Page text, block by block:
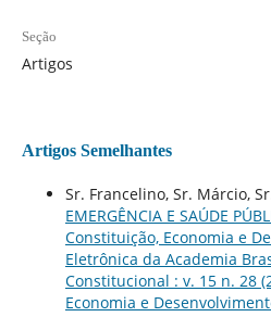
Seção
Artigos
Artigos Semelhantes
Sr. Francelino, Sr. Márcio,
EMERGÊNCIA E SAÚDE
Constituição, Economia e
Eletrônica da Academia
Constitucional : v. 15 n. 28
Economia e